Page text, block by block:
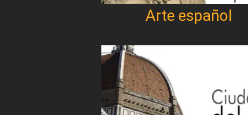
Arte español